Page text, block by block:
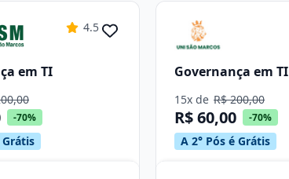
4.5
em TI
-70%
Grátis
Governança em TI
15x de R$ 200,00
R$ 60,00 -70%
A 2° Pós é Grátis